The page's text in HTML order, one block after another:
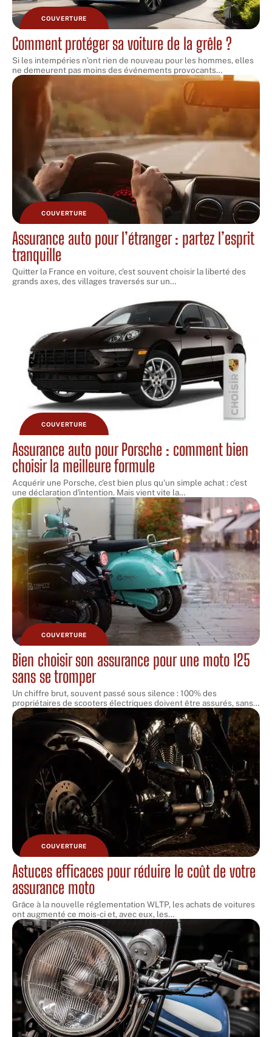
COUVERTURE
Comment protéger sa voiture de la grêle ?
Si les intempéries n’ont rien de nouveau pour les hommes, elles
ne demeurent pas moins des événements provocants…
COUVERTURE
Assurance auto pour l’étranger : partez l’esprit
tranquille
Quitter la France en voiture, c'est souvent choisir la liberté des
grands axes, des villages traversés sur un…
COUVERTURE
Assurance auto pour Porsche : comment bien
choisir la meilleure formule
Acquérir une Porsche, c'est bien plus qu'un simple achat : c'est
une déclaration d'intention. Mais vient vite la…
COUVERTURE
Bien choisir son assurance pour une moto 125
sans se tromper
Un chiffre brut, souvent passé sous silence : 100% des
propriétaires de scooters électriques doivent être assurés, sans…
COUVERTURE
Astuces efficaces pour réduire le coût de votre
assurance moto
Grâce à la nouvelle réglementation WLTP, les achats de voitures
ont augmenté ce mois-ci et, avec eux, les…